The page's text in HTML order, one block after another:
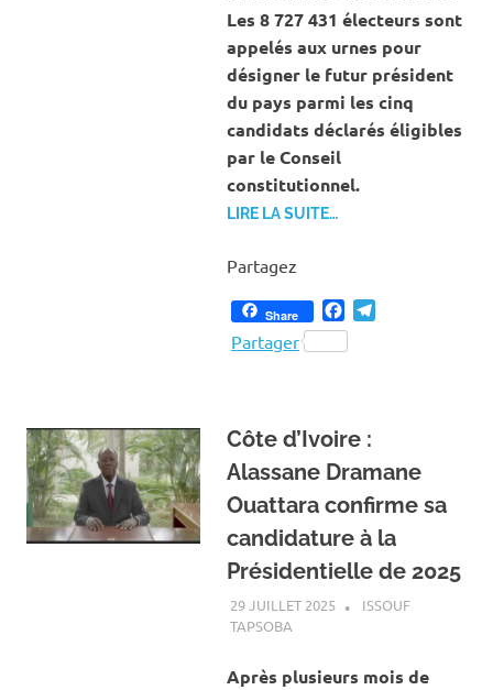
Les 8 727 431 électeurs sont
appelés aux urnes pour
désigner le futur président
du pays parmi les cinq
candidats déclarés éligibles
par le Conseil
constitutionnel.
LIRE LA SUITE…
Partagez
Share Facebook
Partager
Côte d’Ivoire :
Alassane Dramane
Ouattara confirme sa
candidature à la
Présidentielle de 2025
29 JUILLET 2025
ISSOUF
TAPSOBA
Après plusieurs mois de